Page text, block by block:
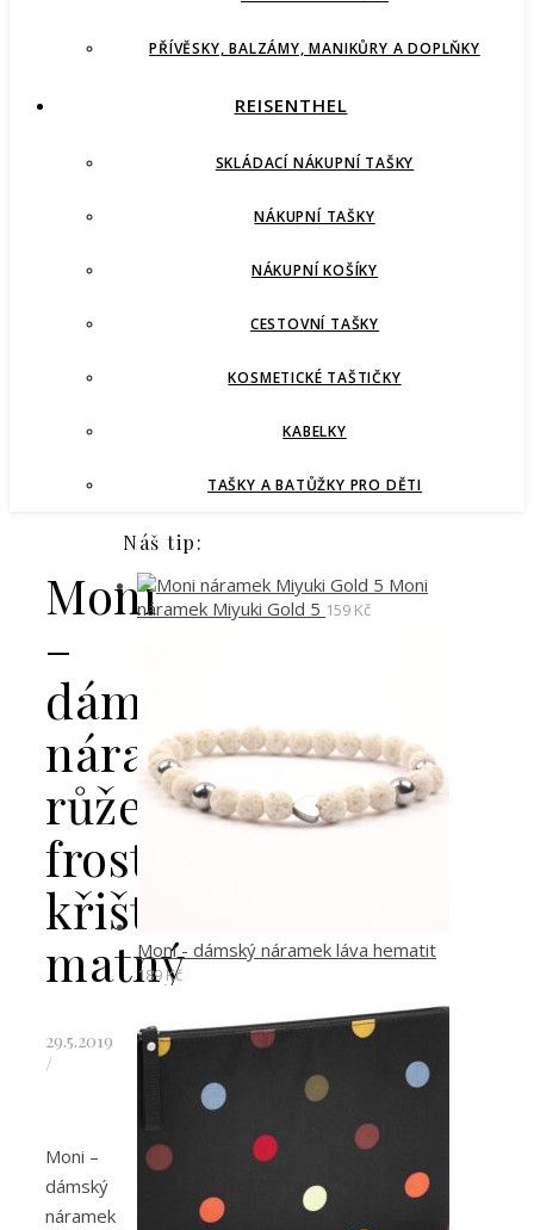
PŘÍVĚSKY, BALZÁMY, MANIKŮRY A DOPLŇKY
REISENTHEL
SKLÁDACÍ NÁKUPNÍ TAŠKY
NÁKUPNÍ TAŠKY
NÁKUPNÍ KOŠÍKY
CESTOVNÍ TAŠKY
KOSMETICKÉ TAŠTIČKY
KABELKY
TAŠKY A BATŮŽKY PRO DĚTI
Moni
–
dámský
náramek
růženín
frost
křišťál
matný
29.5.2019
/
Moni –
dámský
náramek
Náš tip:
Moni
náramek Miyuki Gold 5 159 Kč
Moni - dámský náramek láva hematit
189 Kč